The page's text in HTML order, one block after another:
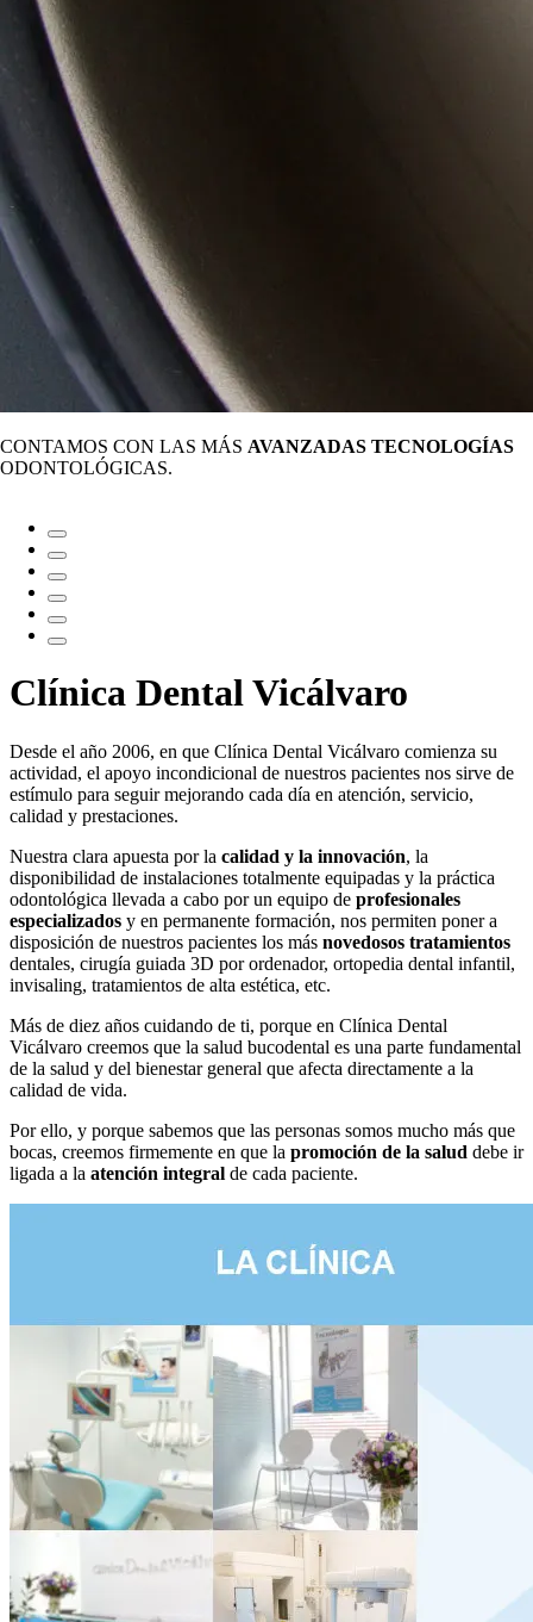
CONTAMOS CON LAS MÁS AVANZADAS TECNOLOGÍAS
ODONTOLÓGICAS.
Clínica Dental Vicálvaro
Desde el año 2006, en que Clínica Dental Vicálvaro comienza su
actividad, el apoyo incondicional de nuestros pacientes nos sirve de
estímulo para seguir mejorando cada día en atención, servicio,
calidad y prestaciones.
Nuestra clara apuesta por la calidad y la innovación, la
disponibilidad de instalaciones totalmente equipadas y la práctica
odontológica llevada a cabo por un equipo de profesionales
especializados y en permanente formación, nos permiten poner a
disposición de nuestros pacientes los más novedosos tratamientos
dentales, cirugía guiada 3D por ordenador, ortopedia dental infantil,
invisaling, tratamientos de alta estética, etc.
Más de diez años cuidando de ti, porque en Clínica Dental
Vicálvaro creemos que la salud bucodental es una parte fundamental
de la salud y del bienestar general que afecta directamente a la
calidad de vida.
Por ello, y porque sabemos que las personas somos mucho más que
bocas, creemos firmemente en que la promoción de la salud debe ir
ligada a la atención integral de cada paciente.